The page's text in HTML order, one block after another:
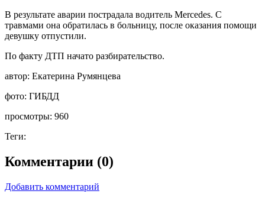
В результате аварии пострадала водитель Mercedes. С
травмами она обратилась в больницу, после оказания помощи
девушку отпустили.
По факту ДТП начато разбирательство.
автор: Екатерина Румянцева
фото: ГИБДД
просмотры: 960
Теги:
Комментарии (0)
Добавить комментарий